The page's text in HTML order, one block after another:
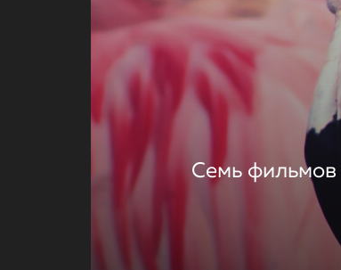
Семь фильмов